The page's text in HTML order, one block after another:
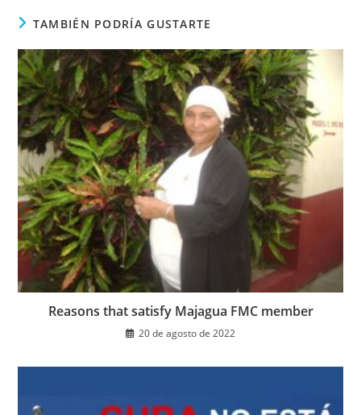
TAMBIÉN PODRÍA GUSTARTE
Reasons that satisfy Majagua FMC member
20 de agosto de 2022